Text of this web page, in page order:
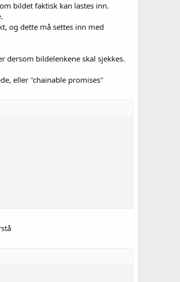
bildet faktisk kan lastes inn.
og dette må settes inn med
dersom bildelenkene skal sjekkes.
eller "chainable promises"